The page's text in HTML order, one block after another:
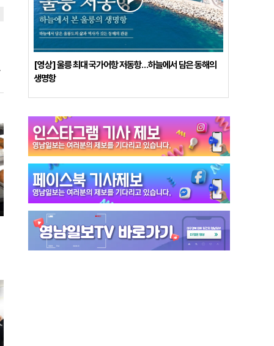
[영상] 울릉 최대 국가어항 저동항…하늘에서 담은 동해의
생명항